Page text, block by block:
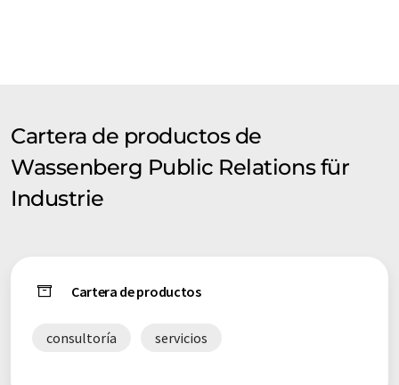
Cartera de productos de
Wassenberg Public Relations für
Industrie
Cartera de productos
consultoría servicios